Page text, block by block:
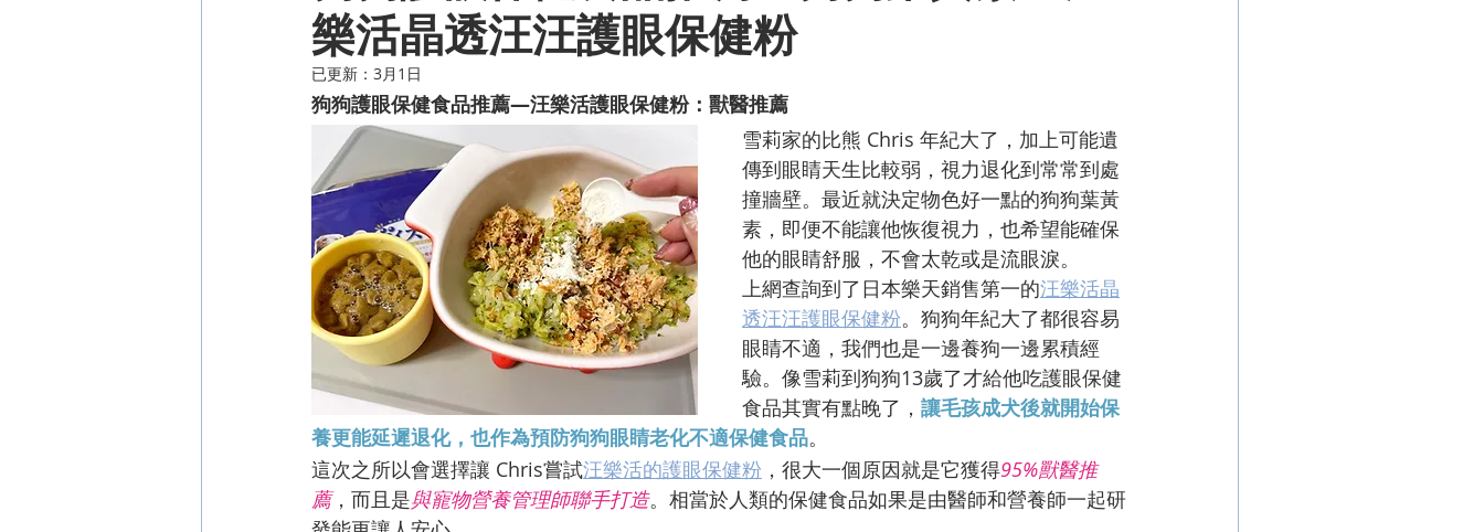
樂活晶透汪汪護眼保健粉
已更新： 3月1日
狗狗護眼保健食品推薦—汪樂活護眼保健粉：獸醫推薦
雪莉家的比熊 Chris 年紀大了，加上可能遺
傳到眼睛天生比較弱，視力退化到常常到處
撞牆壁。最近就決定物色好一點的狗狗葉黃
素，即便不能讓他恢復視力，也希望能確保
他的眼睛舒服，不會太乾或是流眼淚。
上網查詢到了日本樂天銷售第一的汪樂活晶
透汪汪護眼保健粉。狗狗年紀大了都很容易
眼睛不適，我們也是一邊養狗一邊累積經
驗。像雪莉到狗狗13歲了才給他吃護眼保健
食品其實有點晚了， 讓毛孩成犬後就開始保
養更能延遲退化，也作為預防狗狗眼睛老化不適保健食品。
這次之所以會選擇讓 Chris嘗試汪樂活的護眼保健粉 ，很大一個原因就是它獲得95%獸醫推
薦，而且是與寵物營養管理師聯手打造。相當於人類的保健食品如果是由醫師和營養師一起研